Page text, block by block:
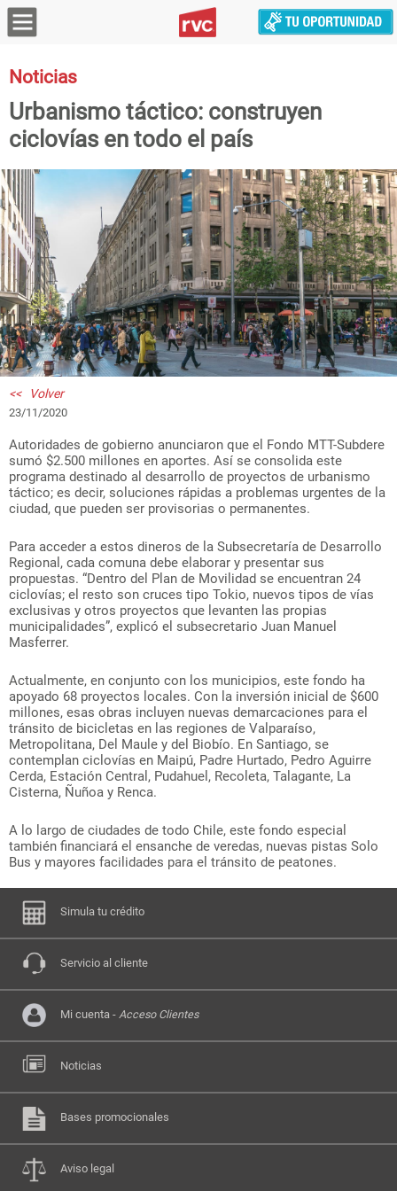
Noticias
Urbanismo táctico: construyen
ciclovías en todo el país
<< Volver
23/11/2020
Autoridades de gobierno anunciaron que el Fondo MTT-Subdere
sumó $2.500 millones en aportes. Así se consolida este
programa destinado al desarrollo de proyectos de urbanismo
táctico; es decir, soluciones rápidas a problemas urgentes de la
ciudad, que pueden ser provisorias o permanentes.
Para acceder a estos dineros de la Subsecretaría de Desarrollo
Regional, cada comuna debe elaborar y presentar sus
propuestas. “Dentro del Plan de Movilidad se encuentran 24
ciclovías; el resto son cruces tipo Tokio, nuevos tipos de vías
exclusivas y otros proyectos que levanten las propias
municipalidades”, explicó el subsecretario Juan Manuel
Masferrer.
Actualmente, en conjunto con los municipios, este fondo ha
apoyado 68 proyectos locales. Con la inversión inicial de $600
millones, esas obras incluyen nuevas demarcaciones para el
tránsito de bicicletas en las regiones de Valparaíso,
Metropolitana, Del Maule y del Biobío. En Santiago, se
contemplan ciclovías en Maipú, Padre Hurtado, Pedro Aguirre
Cerda, Estación Central, Pudahuel, Recoleta, Talagante, La
Cisterna, Ñuñoa y Renca.
A lo largo de ciudades de todo Chile, este fondo especial
también financiará el ensanche de veredas, nuevas pistas Solo
Bus y mayores facilidades para el tránsito de peatones.
Simula tu crédito
Servicio al cliente
Mi cuenta - Acceso Clientes
Noticias
Bases promocionales
Aviso legal